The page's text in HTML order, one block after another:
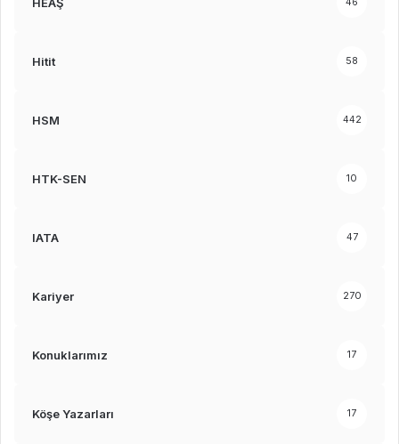
Hitit 58
HSM 442
HTK-SEN 10
IATA 47
Kariyer 270
Konuklarımız 17
Köşe Yazarları 17